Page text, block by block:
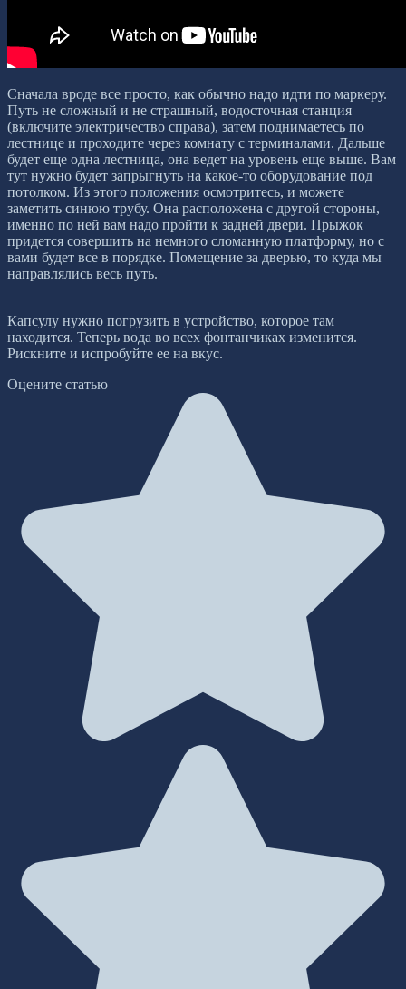
Сначала вроде все просто, как обычно надо идти по маркеру.
Путь не сложный и не страшный, водосточная станция
(включите электричество справа), затем поднимаетесь по
лестнице и проходите через комнату с терминалами. Дальше
будет еще одна лестница, она ведет на уровень еще выше. Вам
тут нужно будет запрыгнуть на какое-то оборудование под
потолком. Из этого положения осмотритесь, и можете
заметить синюю трубу. Она расположена с другой стороны,
именно по ней вам надо пройти к задней двери. Прыжок
придется совершить на немного сломанную платформу, но с
вами будет все в порядке. Помещение за дверью, то куда мы
направлялись весь путь.
Капсулу нужно погрузить в устройство, которое там
находится. Теперь вода во всех фонтанчиках изменится.
Рискните и испробуйте ее на вкус.
Оцените статью